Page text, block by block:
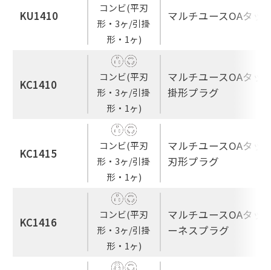
KU1410
コンビ(平刃
形・3ヶ/引掛
形・1ヶ)
マルチユースOAタッ
KC1410
コンビ(平刃
形・3ヶ/引掛
形・1ヶ)
マルチユースOAタッ
掛形プラグ
KC1415
コンビ(平刃
形・3ヶ/引掛
形・1ヶ)
マルチユースOAタッ
刃形プラグ
KC1416
コンビ(平刃
形・3ヶ/引掛
形・1ヶ)
マルチユースOAタッ
ーネスプラグ